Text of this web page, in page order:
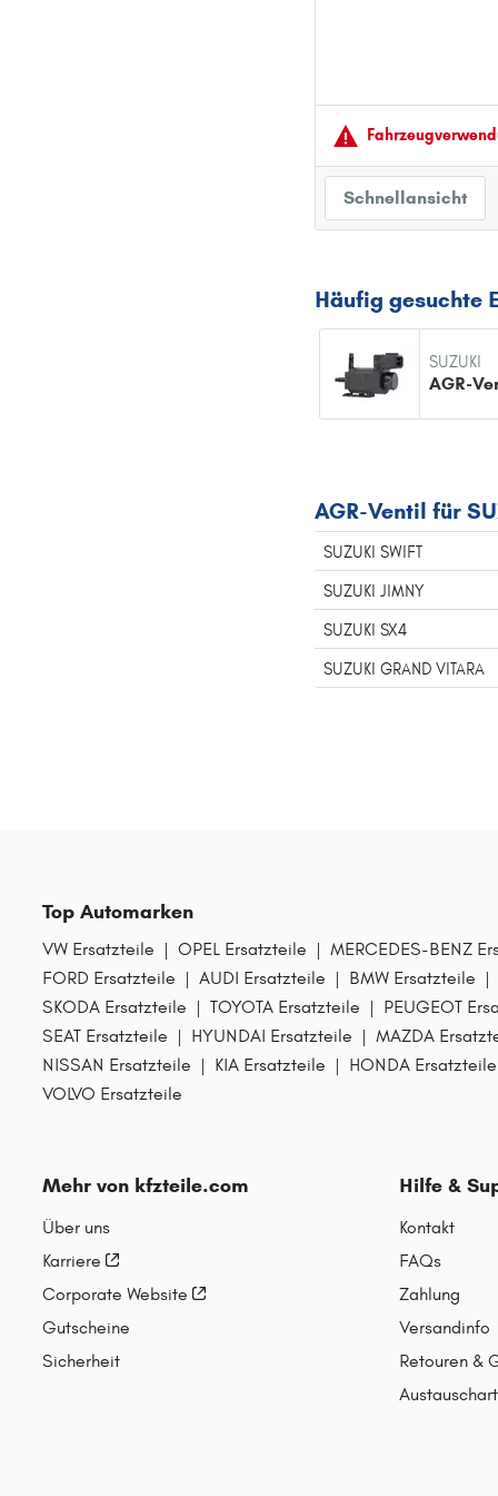
Schnellansicht
Häufig gesuchte
SUZUKI
AGR-
AGR-Ventil für
SUZUKI SWIFT
SUZUKI JIMNY
SUZUKI SX4
SUZUKI GRAND VITARA
Top Automarken
VW Ersatzteile | OPEL Ersatzteile | MERCEDES-BENZ
FORD Ersatzteile | AUDI Ersatzteile | BMW Ersatzteile |
SKODA Ersatzteile | TOYOTA Ersatzteile | PEUGEOT
SEAT Ersatzteile | HYUNDAI Ersatzteile | MAZDA
NISSAN Ersatzteile | KIA Ersatzteile | HONDA Ersatzteile
VOLVO Ersatzteile
Mehr von kfzteile.com
Über uns
Karriere
Corporate Website
Gutscheine
Sicherheit
Hilfe &
Kontakt
FAQs
Zahlung
Versandinfo
Retouren &